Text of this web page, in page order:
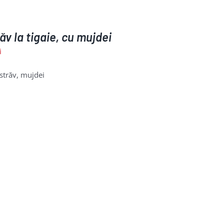
la tigaie, cu mujdei
mujdei